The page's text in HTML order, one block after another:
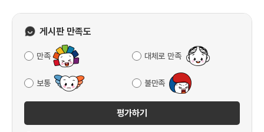
게시판 만족도
만족 대체로 만족
보통 불만족
평가하기